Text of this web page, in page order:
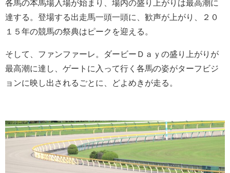
各馬の本馬場入場が始まり、場内の盛り上がりは最高潮に
達する。登場する出走馬一頭一頭に、歓声が上がり、２０
１５年の競馬の祭典はピークを迎える。
そして、ファンファーレ。ダービーＤａｙの盛り上がりが
最高潮に達し、ゲートに入って行く各馬の姿がターフビジ
ョンに映し出されるごとに、どよめきが走る。